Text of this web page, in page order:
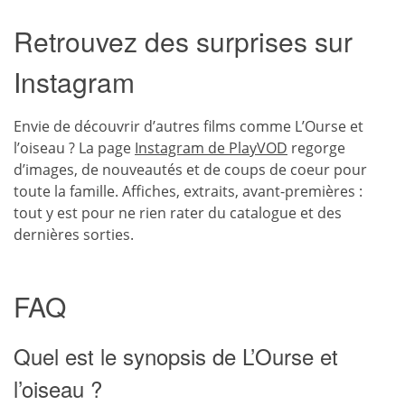
Retrouvez des surprises sur
Instagram
Envie de découvrir d’autres films comme L’Ourse et
l’oiseau ? La page Instagram de PlayVOD regorge
d’images, de nouveautés et de coups de coeur pour
toute la famille. Affiches, extraits, avant-premières :
tout y est pour ne rien rater du catalogue et des
dernières sorties.
FAQ
Quel est le synopsis de L’Ourse et
l’oiseau ?